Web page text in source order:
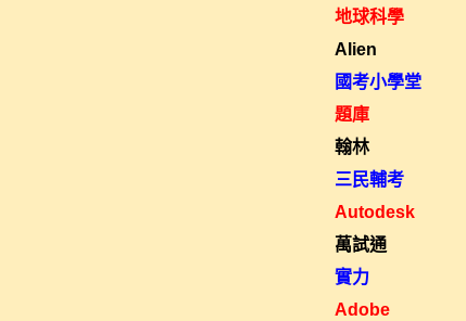
地球科學
Alien
國考小學堂
題庫
翰林
三民輔考
Autodesk
萬試通
實力
Adobe